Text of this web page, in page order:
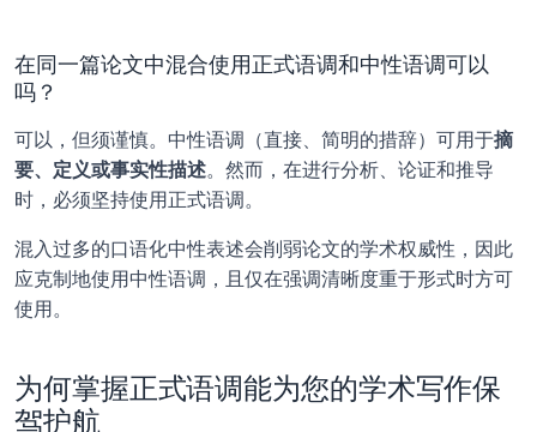
在同一篇论文中混合使用正式语调和中性语调可以
吗？
可以，但须谨慎。中性语调（直接、简明的措辞）可用于摘
要、定义或事实性描述。然而，在进行分析、论证和推导
时，必须坚持使用正式语调。
混入过多的口语化中性表述会削弱论文的学术权威性，因此
应克制地使用中性语调，且仅在强调清晰度重于形式时方可
使用。
为何掌握正式语调能为您的学术写作保
驾护航